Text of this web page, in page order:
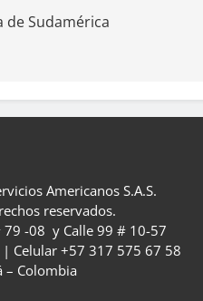
Sudamérica
Americanos S.A.S.
reservados.
79 -08 y Calle 99 # 10-57
Celular +57 317 575 67 58
– Colombia